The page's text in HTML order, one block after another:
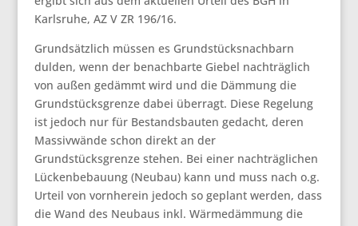
Karlsruhe, AZ V ZR 196/16.
Grundsätzlich müssen es Grundstücksnachbarn
dulden, wenn der benachbarte Giebel nachträglich
von außen gedämmt wird und die Dämmung die
Grundstücksgrenze dabei überragt. Diese Regelung
ist jedoch nur für Bestandsbauten gedacht, deren
Massivwände schon direkt an der
Grundstücksgrenze stehen. Bei einer nachträglichen
Lückenbebauung (Neubau) kann und muss nach o.g.
Urteil von vornherein jedoch so geplant werden, dass
die Wand des Neubaus inkl. Wärmedämmung die